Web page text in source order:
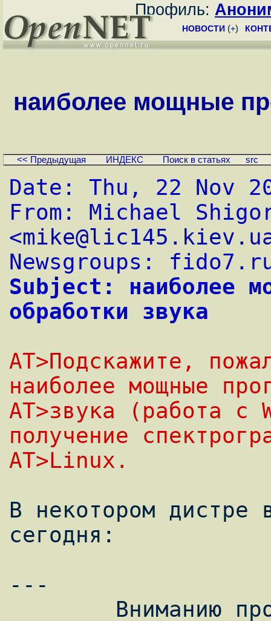
Профиль:
НОВОСТИ (+)
наиболее мощные
<< Предыдущая ИНДЕКС Поиск в статьях src
Date: Thu, 22 Nov
From: Michael
<
Newsgroups:
Subject: наиболее
обработки звука
AT>Подскажите,
наиболее мощные
AT>звука (работа с
получение
AT>Linux.
В некотором дистре
сегодня:
---